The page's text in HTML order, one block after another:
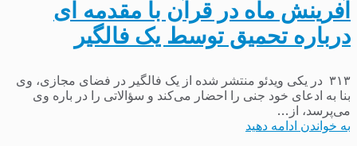
آفرینش ماه در قرآن با مقدمه ای
درباره تحمیق توسط یک فالگیر
۳۱۳ در یکی ویدئو منتشر شده از یک فالگیر در فضای مجازی، وی
بنا به ادعای خود جنی را احضار می‌کند و سؤالاتی را در باره وی
می‌پرسد، از...
به خواندن ادامه دهید